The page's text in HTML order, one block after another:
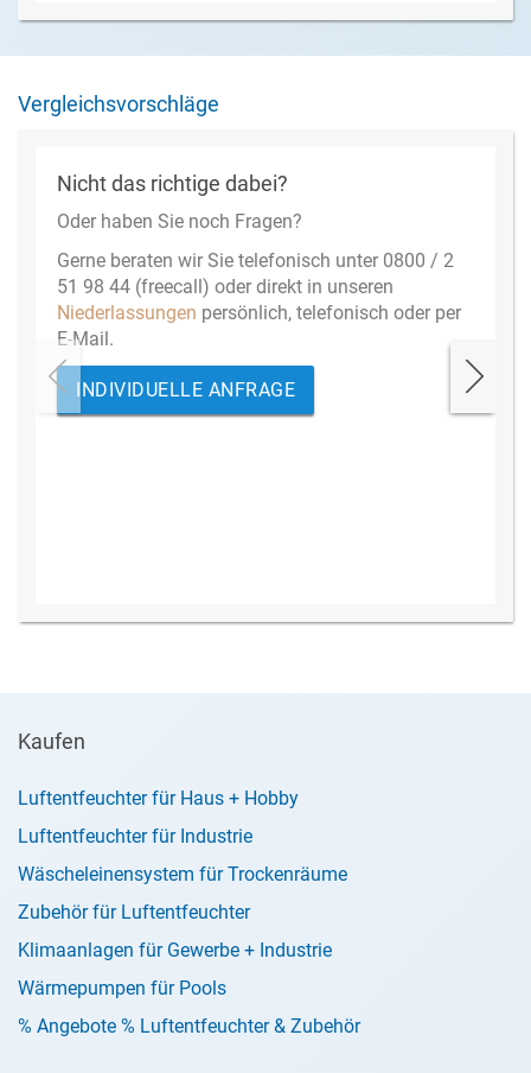
Vergleichsvorschläge
Nicht das richtige dabei?
Oder haben Sie noch Fragen?
Gerne beraten wir Sie telefonisch unter 0800 / 2
51 98 44 (freecall) oder direkt in unseren
Niederlassungen persönlich, telefonisch oder per
E-Mail.
INDIVIDUELLE ANFRAGE
Kaufen
Luftentfeuchter für Haus + Hobby
Luftentfeuchter für Industrie
Wäscheleinensystem für Trockenräume
Zubehör für Luftentfeuchter
Klimaanlagen für Gewerbe + Industrie
Wärmepumpen für Pools
% Angebote % Luftentfeuchter & Zubehör